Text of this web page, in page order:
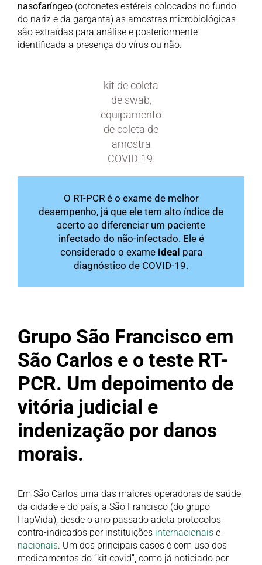
nasofaríngeo (cotonetes estéreis colocados no fundo
do nariz e da garganta) as amostras microbiológicas
são extraídas para análise e posteriormente
identificada a presença do vírus ou não.
kit de coleta
de swab,
equipamento
de coleta de
amostra
COVID-19.
O RT-PCR é o exame de melhor
desempenho, já que ele tem alto índice de
acerto ao diferenciar um paciente
infectado do não-infectado. Ele é
considerado o exame ideal para
diagnóstico de COVID-19.
Grupo São Francisco em
São Carlos e o teste RT-
PCR. Um depoimento de
vitória judicial e
indenização por danos
morais.
Em São Carlos uma das maiores operadoras de saúde
da cidade e do país, a São Francisco (do grupo
HapVida), desde o ano passado adota protocolos
contra-indicados por instituições internacionais e
nacionais. Um dos principais casos é com uso dos
medicamentos do “kit covid”, como já noticiado por